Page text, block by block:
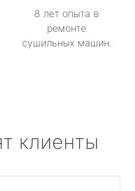
8 лет опыта в
ремонте
сушильных машин.
клиенты